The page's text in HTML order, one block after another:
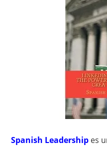
Spanish Leadership es